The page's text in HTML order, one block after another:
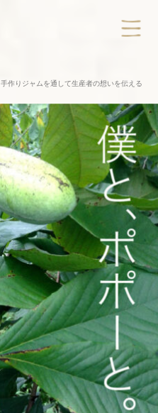
手作りジャムを通して生産者の想いを伝える